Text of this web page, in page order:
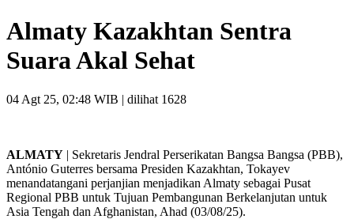
Almaty Kazakhtan Sentra
Suara Akal Sehat
04 Agt 25, 02:48 WIB | dilihat 1628
ALMATY | Sekretaris Jendral Perserikatan Bangsa Bangsa (PBB),
António Guterres bersama Presiden Kazakhtan, Tokayev
menandatangani perjanjian menjadikan Almaty sebagai Pusat
Regional PBB untuk Tujuan Pembangunan Berkelanjutan untuk
Asia Tengah dan Afghanistan, Ahad (03/08/25).